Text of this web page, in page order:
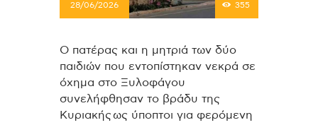
28/06/2026 355
Ο πατέρας και η μητριά των δύο
παιδιών που εντοπίστηκαν νεκρά σε
όχημα στο Ξυλοφάγου
συνελήφθησαν το βράδυ της
Κυριακής ως ύποπτοι για φερόμενη